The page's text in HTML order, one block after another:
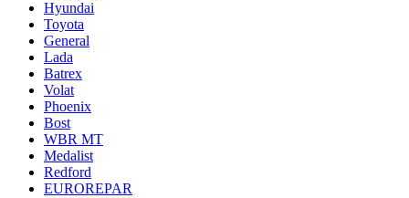
Hyundai
Toyota
General
Lada
Batrex
Volat
Phoenix
Bost
WBR MT
Medalist
Redford
EUROREPAR